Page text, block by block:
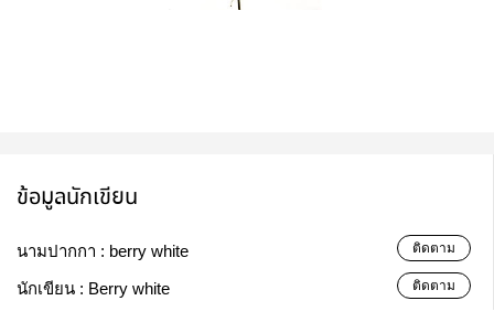
ข้อมูลนักเขียน
นามปากกา : berry white ติดตาม
นักเขียน : Berry white ติดตาม